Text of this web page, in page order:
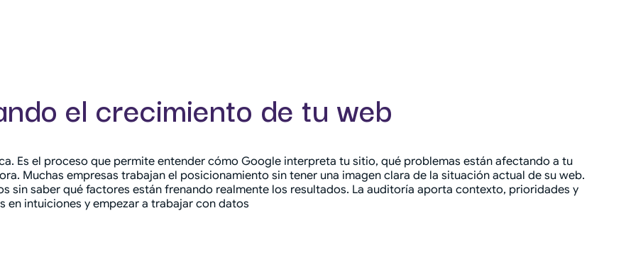
el crecimiento de tu web
Es el proceso que permite entender cómo Google interpreta tu sitio, qué problemas están afectando a tu
Muchas empresas trabajan el posicionamiento sin tener una imagen clara de la situación actual de su web.
sin saber qué factores están frenando realmente los resultados. La auditoría aporta contexto, prioridades y
en intuiciones y empezar a trabajar con datos